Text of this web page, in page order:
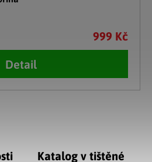
999 Kč
Detail
Katalog v tištěné